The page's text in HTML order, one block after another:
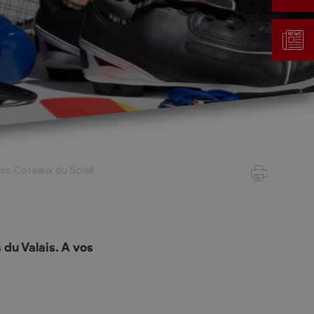
Gestion des déchets
Déchetterie
Ramassage des poubelles
Coteaux du Soleil
Valais. A vos